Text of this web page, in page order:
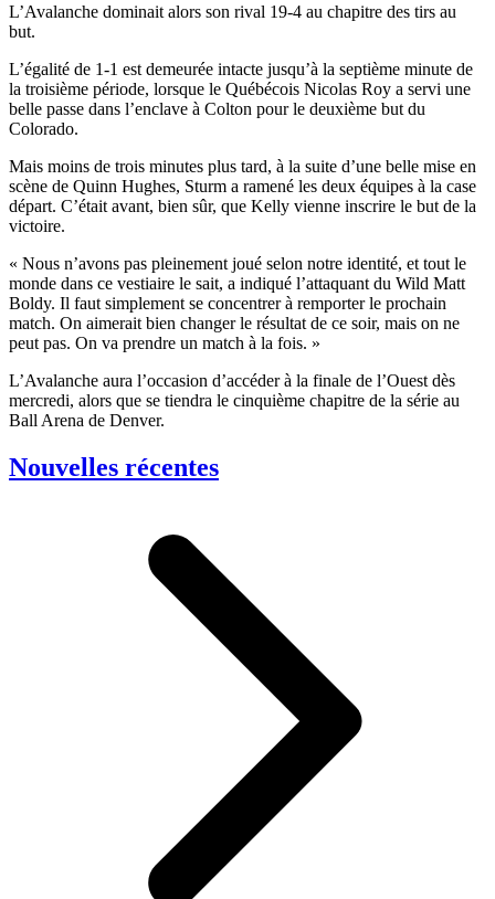
L’Avalanche dominait alors son rival 19-4 au chapitre des tirs au
but.
L’égalité de 1-1 est demeurée intacte jusqu’à la septième minute de
la troisième période, lorsque le Québécois Nicolas Roy a servi une
belle passe dans l’enclave à Colton pour le deuxième but du
Colorado.
Mais moins de trois minutes plus tard, à la suite d’une belle mise en
scène de Quinn Hughes, Sturm a ramené les deux équipes à la case
départ. C’était avant, bien sûr, que Kelly vienne inscrire le but de la
victoire.
« Nous n’avons pas pleinement joué selon notre identité, et tout le
monde dans ce vestiaire le sait, a indiqué l’attaquant du Wild Matt
Boldy. Il faut simplement se concentrer à remporter le prochain
match. On aimerait bien changer le résultat de ce soir, mais on ne
peut pas. On va prendre un match à la fois. »
L’Avalanche aura l’occasion d’accéder à la finale de l’Ouest dès
mercredi, alors que se tiendra le cinquième chapitre de la série au
Ball Arena de Denver.
Nouvelles récentes